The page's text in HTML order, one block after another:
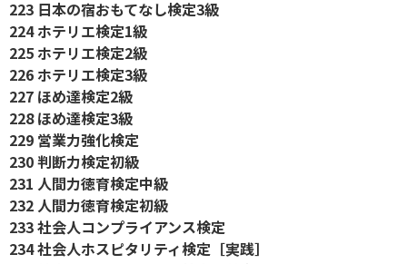
223 日本の宿おもてなし検定3級
224 ホテリエ検定1級
225 ホテリエ検定2級
226 ホテリエ検定3級
227 ほめ達検定2級
228 ほめ達検定3級
229 営業力強化検定
230 判断力検定初級
231 人間力徳育検定中級
232 人間力徳育検定初級
233 社会人コンプライアンス検定
234 社会人ホスピタリティ検定［実践］